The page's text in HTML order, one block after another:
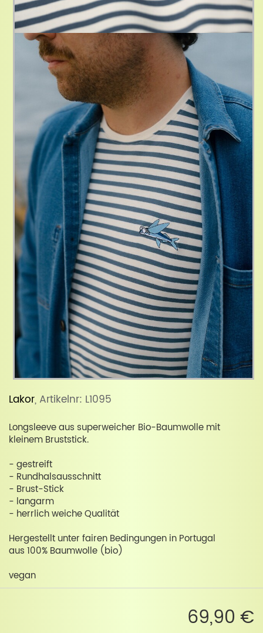
Lakor, Artikelnr: L1095
Longsleeve aus superweicher Bio-Baumwolle mit
kleinem Bruststick.
- gestreift
- Rundhalsausschnitt
- Brust-Stick
- langarm
- herrlich weiche Qualität
Hergestellt unter fairen Bedingungen in Portugal
aus 100% Baumwolle (bio)
vegan
69,90 €